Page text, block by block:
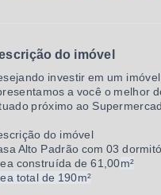
do imóvel
investir em um
a você o melhor
próximo ao
do imóvel
Alto Padrão com 03
construída de 61,00m²
total de 190m²